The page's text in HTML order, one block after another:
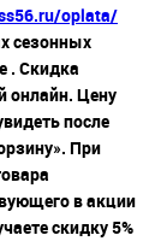
oplata/
сезонных
. Скидка
онлайн. Цену
после
При
в акции
скидку 5%